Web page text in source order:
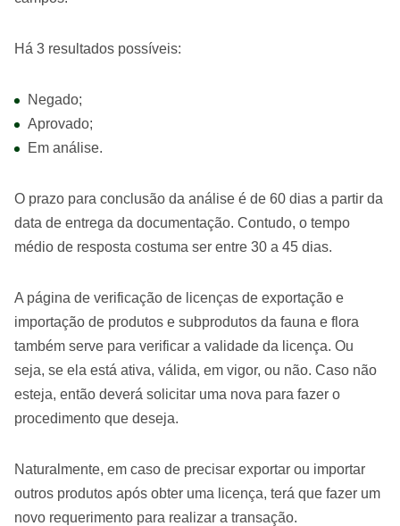
Há 3 resultados possíveis:
Negado;
Aprovado;
Em análise.
O prazo para conclusão da análise é de 60 dias a partir da
data de entrega da documentação. Contudo, o tempo
médio de resposta costuma ser entre 30 a 45 dias.
A página de verificação de licenças de exportação e
importação de produtos e subprodutos da fauna e flora
também serve para verificar a validade da licença. Ou
seja, se ela está ativa, válida, em vigor, ou não. Caso não
esteja, então deverá solicitar uma nova para fazer o
procedimento que deseja.
Naturalmente, em caso de precisar exportar ou importar
outros produtos após obter uma licença, terá que fazer um
novo requerimento para realizar a transação.